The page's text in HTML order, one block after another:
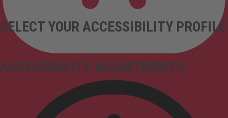
ACCESSIBILITY ADJUSTMENTS
SELECT YOUR ACCESSIBILITY PROFILE